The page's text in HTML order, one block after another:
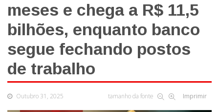
meses e chega a R$ 11,5
bilhões, enquanto banco
segue fechando postos
de trabalho
Outubro 31, 2025 tamanho da fonte Imprimir